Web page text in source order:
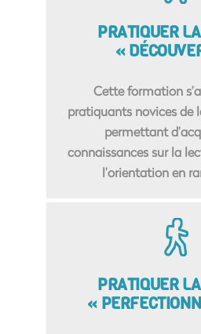
PRATIQUER
«
Cette formation
pratiquants novices de
permettant
connaissances sur la
l’orientation en
PRATIQUER
«